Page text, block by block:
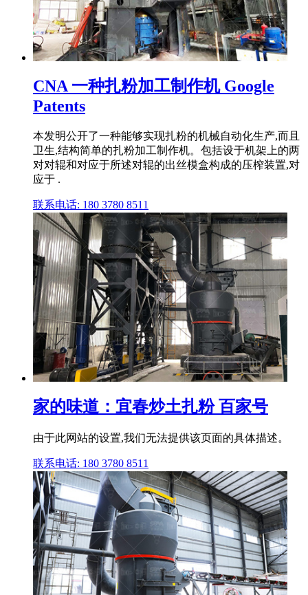
CNA 一种扎粉加工制作机 Google
Patents
本发明公开了一种能够实现扎粉的机械自动化生产,而且
卫生,结构简单的扎粉加工制作机。包括设于机架上的两
对对辊和对应于所述对辊的出丝模盒构成的压榨装置,对
应于 .
联系电话: 180 3780 8511
家的味道：宜春炒土扎粉 百家号
由于此网站的设置,我们无法提供该页面的具体描述。
联系电话: 180 3780 8511